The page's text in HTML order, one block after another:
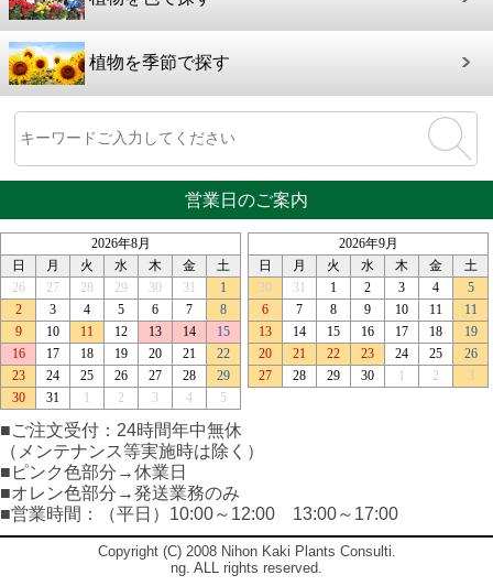
植物を季節で探す
営業日のご案内
■ご注文受付：24時間年中無休
（メンテナンス等実施時は除く）
■ピンク色部分→休業日
■オレン色部分→発送業務のみ
■営業時間：（平日）10:00～12:00 13:00～17:00
Copyright (C) 2008 Nihon Kaki Plants Consulti.
ng. ALL rights reserved.